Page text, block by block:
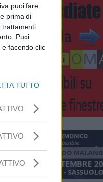
puoi fare
prima di
trattamenti
Puoi
e facendo clic
TUTTO